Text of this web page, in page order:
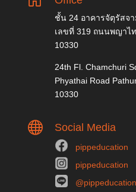
ชั้น 24 อาคารจัตุรัสจา
เลขที่ 319 ถนนพญาไ
10330
24th Fl. Chamchuri
Phyathai Road
10330
 Social Media
pippeducation
pippeducation
@pippeducation